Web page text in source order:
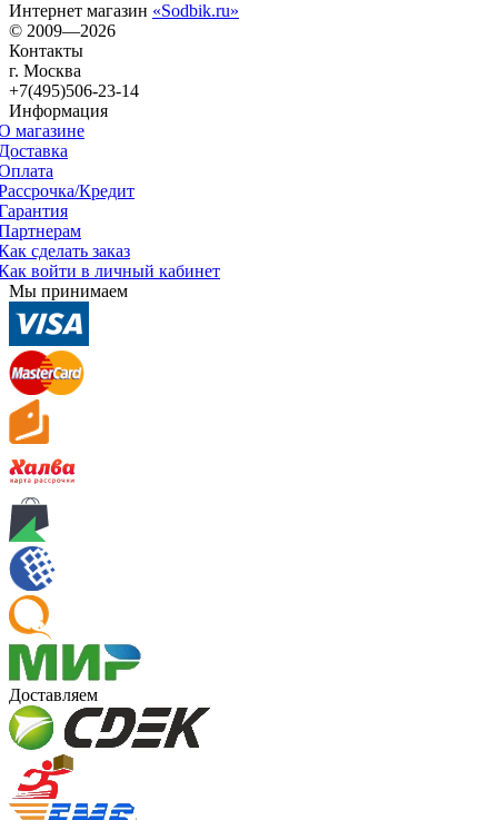
Интернет магазин «Sodbik.ru»
© 2009—2026
Контакты
г. Москва
+7(495)506-23-14
Информация
магазине
Кредит
сделать заказ
войти в личный кабинет
Мы принимаем
Доставляем